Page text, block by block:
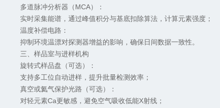
多道脉冲分析器（MCA）：
实时采集能谱，通过峰值积分与基底扣除算法，计算元素强度；
温度补偿电路：
抑制环境温漂对探测器增益的影响，确保日间数据一致性。
三、样品室与进样机构
旋转式样品盘（可选）：
支持多工位自动进样，提升批量检测效率；
真空或氦气保护光路（可选）：
对轻元素Ca更敏感，避免空气吸收低能X射线；